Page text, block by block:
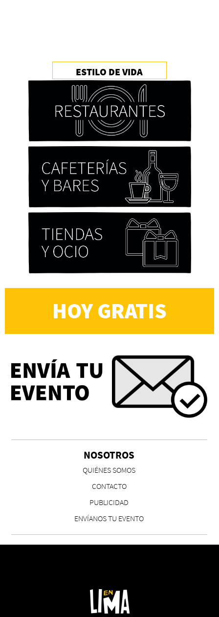
ESTILO DE VIDA
HOY GRATIS
NOSOTROS
QUIÉNES SOMOS
CONTACTO
PUBLICIDAD
ENVÍANOS TU EVENTO